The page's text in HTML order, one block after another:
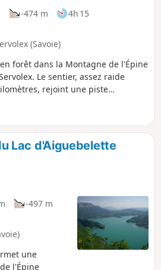
-474 m
4h 15
(Savoie)
forêt dans la Montagne de l'Épine
Le sentier, assez raide
rejoint une piste
du Lac du Bourget (au Nord-Est),
l'Est) et la Cluse de Chambéry. Au
sur route, on rejoint les
Villard et de Montaugier.
Lac d'Aiguebelette
-497 m
une
l'Épine